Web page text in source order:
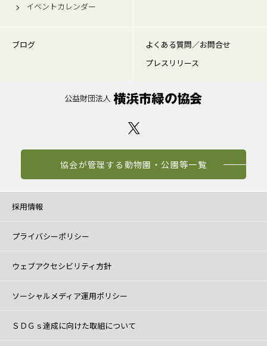
イベントカレンダー
ブログ
よくある質問／お問合せ
プレスリリース
協会が管理する動物園・公園等一覧
採用情報
プライバシーポリシー
ウェブアクセシビリティ方針
ソーシャルメディア運用ポリシー
ＳＤＧｓ達成に向けた取組について